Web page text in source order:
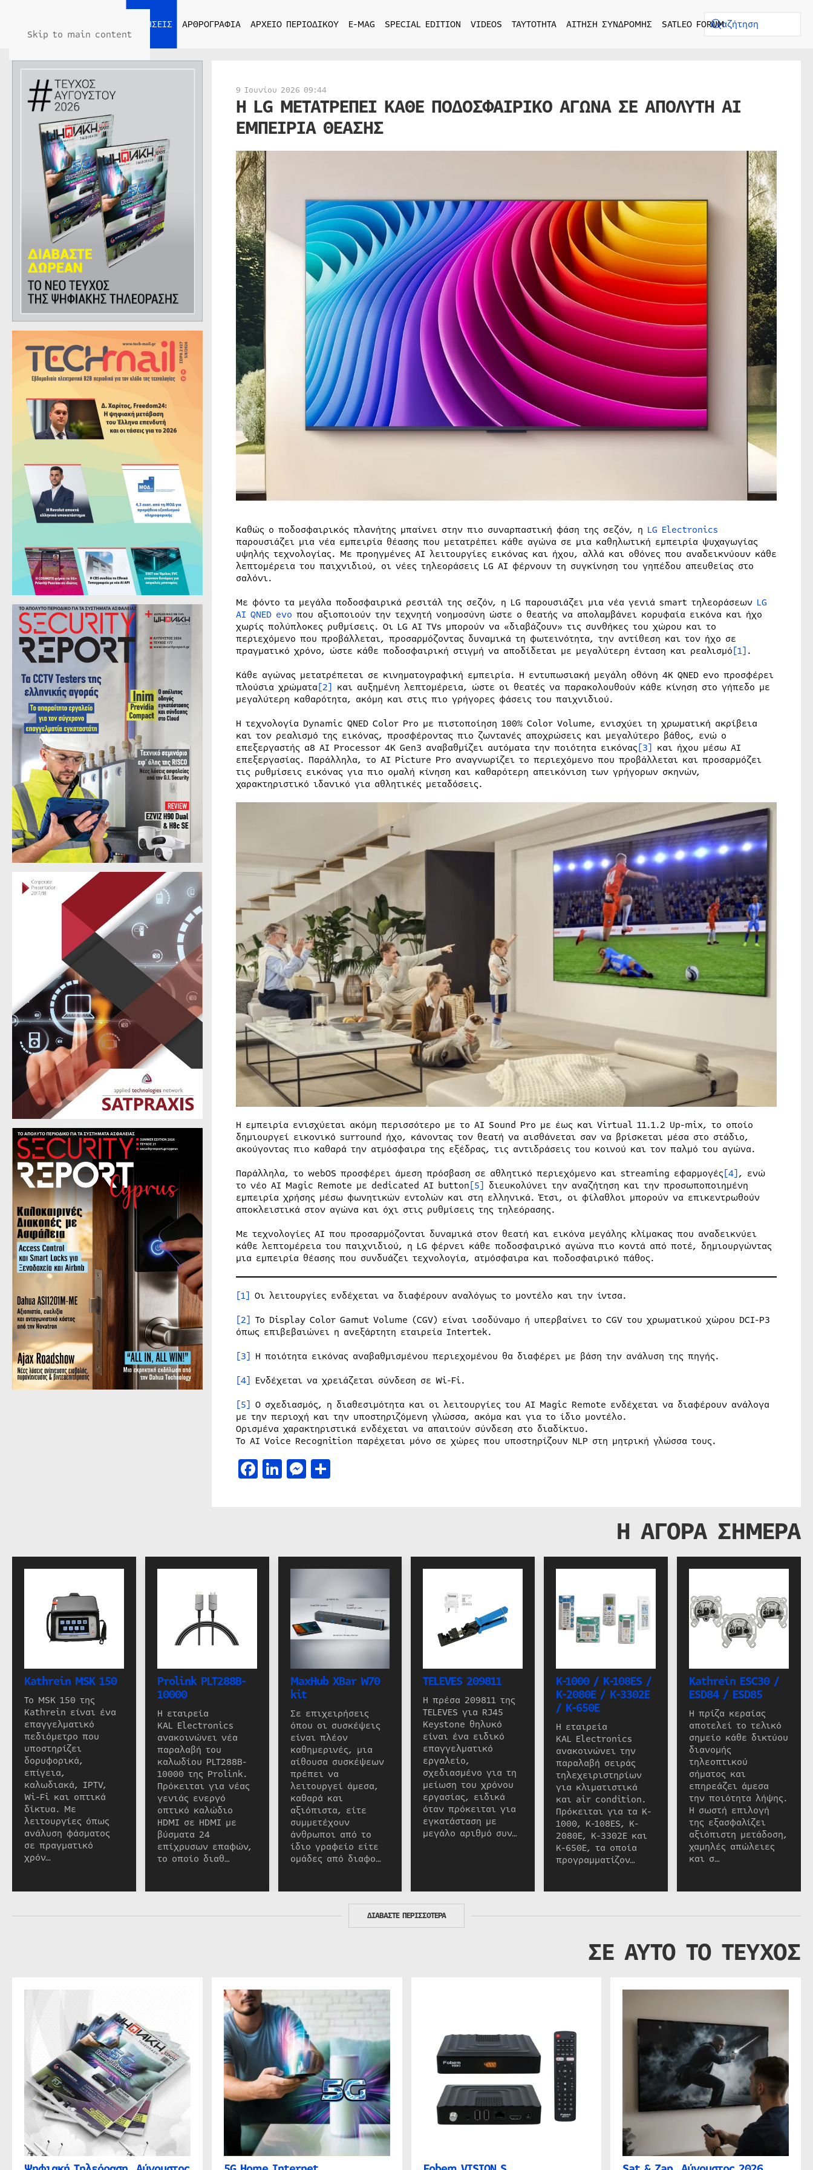
Skip to main content
ΕΙΔΗΣΕΙΣ ΑΡΘΡΟΓΡΑΦΙΑ ΑΡΧΕΙΟ ΠΕΡΙΟΔΙΚΟΥ E-MAG SPECIAL EDITION VIDEOS ΤΑΥΤΟΤΗΤΑ ΑΙΤΗΣΗ ΣΥΝΔΡΟΜΗΣ SATLEO FORUM
9 Ιουνίου 2026 09:44
Η LG ΜΕΤΑΤΡΕΠΕΙ ΚΑΘΕ ΠΟΔΟΣΦΑΙΡΙΚΟ ΑΓΩΝΑ ΣΕ ΑΠΟΛΥΤΗ AI
ΕΜΠΕΙΡΙΑ ΘΕΑΣΗΣ
Καθώς ο ποδοσφαιρικός πλανήτης μπαίνει στην πιο συναρπαστική φάση της σεζόν, η LG Electronics
παρουσιάζει μια νέα εμπειρία θέασης που μετατρέπει κάθε αγώνα σε μια καθηλωτική εμπειρία ψυχαγωγίας
υψηλής τεχνολογίας. Με προηγμένες AI λειτουργίες εικόνας και ήχου, αλλά και οθόνες που αναδεικνύουν κάθε
λεπτομέρεια του παιχνιδιού, οι νέες τηλεοράσεις LG AI φέρνουν τη συγκίνηση του γηπέδου απευθείας στο
σαλόνι.
Με φόντο τα μεγάλα ποδοσφαιρικά ρεσιτάλ της σεζόν, η LG παρουσιάζει μια νέα γενιά smart τηλεοράσεων LG
AI QNED evo που αξιοποιούν την τεχνητή νοημοσύνη ώστε ο θεατής να απολαμβάνει κορυφαία εικόνα και ήχο
χωρίς πολύπλοκες ρυθμίσεις. Oι LG AI TVs μπορούν να «διαβάζουν» τις συνθήκες του χώρου και το
περιεχόμενο που προβάλλεται, προσαρμόζοντας δυναμικά τη φωτεινότητα, την αντίθεση και τον ήχο σε
πραγματικό χρόνο, ώστε κάθε ποδοσφαιρική στιγμή να αποδίδεται με μεγαλύτερη ένταση και ρεαλισμό[1].
Κάθε αγώνας μετατρέπεται σε κινηματογραφική εμπειρία. Η εντυπωσιακή μεγάλη οθόνη 4K QNED evo προσφέρει
πλούσια χρώματα[2] και αυξημένη λεπτομέρεια, ώστε οι θεατές να παρακολουθούν κάθε κίνηση στο γήπεδο με
μεγαλύτερη καθαρότητα, ακόμη και στις πιο γρήγορες φάσεις του παιχνιδιού.
Η τεχνολογία Dynamic QNED Color Pro με πιστοποίηση 100% Color Volume, ενισχύει τη χρωματική ακρίβεια
και τον ρεαλισμό της εικόνας, προσφέροντας πιο ζωντανές αποχρώσεις και μεγαλύτερο βάθος, ενώ ο
επεξεργαστής α8 AI Processor 4K Gen3 αναβαθμίζει αυτόματα την ποιότητα εικόνας[3] και ήχου μέσω AI
επεξεργασίας. Παράλληλα, το AI Picture Pro αναγνωρίζει το περιεχόμενο που προβάλλεται και προσαρμόζει
τις ρυθμίσεις εικόνας για πιο ομαλή κίνηση και καθαρότερη απεικόνιση των γρήγορων σκηνών,
χαρακτηριστικό ιδανικό για αθλητικές μεταδόσεις.
Η εμπειρία ενισχύεται ακόμη περισσότερο με το AI Sound Pro με έως και Virtual 11.1.2 Up-mix, το οποίο
δημιουργεί εικονικό surround ήχο, κάνοντας τον θεατή να αισθάνεται σαν να βρίσκεται μέσα στο στάδιο,
ακούγοντας πιο καθαρά την ατμόσφαιρα της εξέδρας, τις αντιδράσεις του κοινού και τον παλμό του αγώνα.
Παράλληλα, το webOS προσφέρει άμεση πρόσβαση σε αθλητικό περιεχόμενο και streaming εφαρμογές[4], ενώ
το νέο AI Magic Remote με dedicated AI button[5] διευκολύνει την αναζήτηση και την προσωποποιημένη
εμπειρία χρήσης μέσω φωνητικών εντολών και στη ελληνικά. Έτσι, οι φίλαθλοι μπορούν να επικεντρωθούν
αποκλειστικά στον αγώνα και όχι στις ρυθμίσεις της τηλεόρασης.
Με τεχνολογίες AI που προσαρμόζονται δυναμικά στον θεατή και εικόνα μεγάλης κλίμακας που αναδεικνύει
κάθε λεπτομέρεια του παιχνιδιού, η LG φέρνει κάθε ποδοσφαιρικό αγώνα πιο κοντά από ποτέ, δημιουργώντας
μια εμπειρία θέασης που συνδυάζει τεχνολογία, ατμόσφαιρα και ποδοσφαιρικό πάθος.
[1] Οι λειτουργίες ενδέχεται να διαφέρουν αναλόγως το μοντέλο και την ίντσα.
[2] Το Display Color Gamut Volume (CGV) είναι ισοδύναμο ή υπερβαίνει το CGV του χρωματικού χώρου DCI-P3
όπως επιβεβαιώνει η ανεξάρτητη εταιρεία Intertek.
[3] Η ποιότητα εικόνας αναβαθμισμένου περιεχομένου θα διαφέρει με βάση την ανάλυση της πηγής.
[4] Ενδέχεται να χρειάζεται σύνδεση σε Wi-Fi.
[5] Ο σχεδιασμός, η διαθεσιμότητα και οι λειτουργίες του AI Magic Remote ενδέχεται να διαφέρουν ανάλογα
με την περιοχή και την υποστηριζόμενη γλώσσα, ακόμα και για το ίδιο μοντέλο.
Ορισμένα χαρακτηριστικά ενδέχεται να απαιτούν σύνδεση στο διαδίκτυο.
Το AI Voice Recognition παρέχεται μόνο σε χώρες που υποστηρίζουν NLP στη μητρική γλώσσα τους.
Facebook
LinkedIn
Messenger
Μοιραστείτε
Η ΑΓΟΡΑ ΣΗΜΕΡΑ
Kathrein MSK 150
Το MSK 150 της
Kathrein είναι ένα
επαγγελματικό
πεδιόμετρο που
υποστηρίζει
δορυφορικά,
επίγεια,
καλωδιακά, IPTV,
Wi-Fi και οπτικά
δίκτυα. Με
λειτουργίες όπως
ανάλυση φάσματος
σε πραγματικό
χρόν…
Prolink PLT288B-
10000
Η εταιρεία
KAL Electronics
ανακοινώνει νέα
παραλαβή του
καλωδίου PLT288B-
10000 της Prolink.
Πρόκειται για νέας
γενιάς ενεργό
οπτικό καλώδιο
HDMI σε HDMI με
βύσματα 24
επίχρυσων επαφών,
το οποίο διαθ…
MaxHub XBar W70
kit
Σε επιχειρήσεις
όπου οι συσκέψεις
είναι πλέον
καθημερινές, μια
αίθουσα συσκέψεων
πρέπει να
λειτουργεί άμεσα,
καθαρά και
αξιόπιστα, είτε
συμμετέχουν
άνθρωποι από το
ίδιο γραφείο είτε
ομάδες από διαφο…
TELEVES 209811
Η πρέσα 209811 της
TELEVES για RJ45
Keystone θηλυκό
είναι ένα ειδικό
επαγγελματικό
εργαλείο,
σχεδιασμένο για τη
μείωση του χρόνου
εργασίας, ειδικά
όταν πρόκειται για
εγκατάσταση με
μεγάλο αριθμό συν…
K-1000 / K-108ES /
K-2080E / K-3302E
/ K-650E
Η εταιρεία
KAL Electronics
ανακοινώνει την
παραλαβή σειράς
τηλεχειριστηρίων
για κλιματιστικά
και air condition.
Πρόκειται για τα K-
1000, K-108ES, K-
2080E, K-3302E και
K-650E, τα οποία
προγραμματίζον…
Kathrein ESC30 /
ESD84 / ESD85
Η πρίζα κεραίας
αποτελεί το τελικό
σημείο κάθε δικτύου
διανομής
τηλεοπτικού
σήματος και
επηρεάζει άμεσα
την ποιότητα λήψης.
Η σωστή επιλογή
της εξασφαλίζει
αξιόπιστη μετάδοση,
χαμηλές απώλειες
και σ…
ΔΙΑΒΑΣΤΕ ΠΕΡΙΣΣΟΤΕΡΑ
ΣΕ ΑΥΤΟ ΤΟ ΤΕΥΧΟΣ